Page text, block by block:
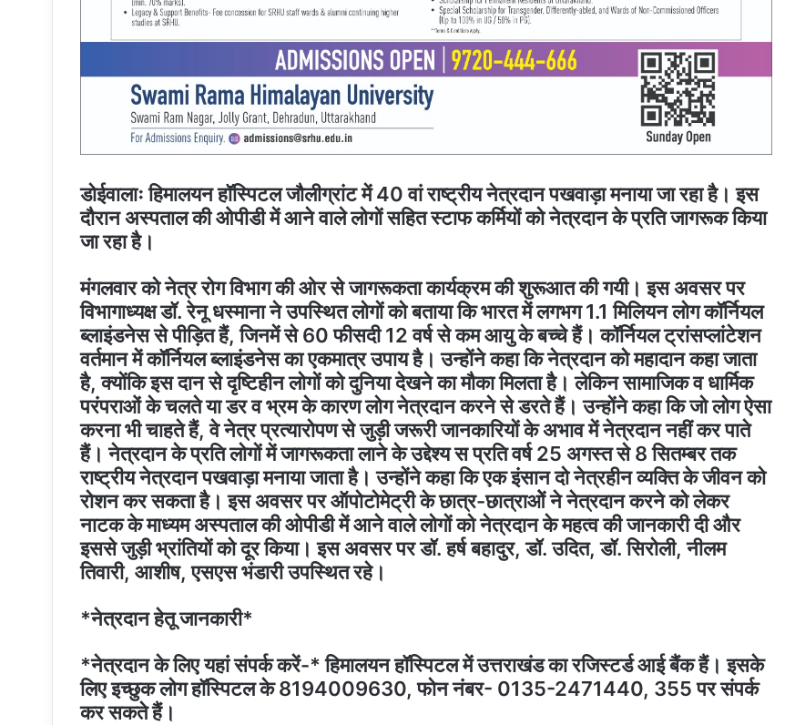
डोईवालाः हिमालयन हॉस्पिटल जौलीग्रांट में 40 वां राष्ट्रीय नेत्रदान पखवाड़ा मनाया जा रहा है। इस
दौरान अस्पताल की ओपीडी में आने वाले लोगों सहित स्टाफ कर्मियों को नेत्रदान के प्रति जागरूक किया
जा रहा है।
मंगलवार को नेत्र रोग विभाग की ओर से जागरूकता कार्यक्रम की शुरूआत की गयी। इस अवसर पर
विभागाध्यक्ष डॉ. रेनू धस्माना ने उपस्थित लोगों को बताया कि भारत में लगभग 1.1 मिलियन लोग कॉर्नियल
ब्लाइंडनेस से पीड़ित हैं, जिनमें से 60 फीसदी 12 वर्ष से कम आयु के बच्चे हैं। कॉर्नियल ट्रांसप्लांटेशन
वर्तमान में कॉर्नियल ब्लाइंडनेस का एकमात्र उपाय है। उन्होंने कहा कि नेत्रदान को महादान कहा जाता
है, क्योंकि इस दान से दृष्टिहीन लोगों को दुनिया देखने का मौका मिलता है। लेकिन सामाजिक व धार्मिक
परंपराओं के चलते या डर व भ्रम के कारण लोग नेत्रदान करने से डरते हैं। उन्होंने कहा कि जो लोग ऐसा
करना भी चाहते हैं, वे नेत्र प्रत्यारोपण से जुड़ी जरूरी जानकारियों के अभाव में नेत्रदान नहीं कर पाते
हैं। नेत्रदान के प्रति लोगों में जागरूकता लाने के उद्देश्य स प्रति वर्ष 25 अगस्त से 8 सितम्बर तक
राष्ट्रीय नेत्रदान पखवाड़ा मनाया जाता है। उन्होंने कहा कि एक इंसान दो नेत्रहीन व्यक्ति के जीवन को
रोशन कर सकता है। इस अवसर पर ऑपोटोमेट्री के छात्र-छात्राओें ने नेत्रदान करने को लेकर
नाटक के माध्यम अस्पताल की ओपीडी में आने वाले लोगों को नेत्रदान के महत्व की जानकारी दी और
इससे जुड़ी भ्रांतियों को दूर किया। इस अवसर पर डॉ. हर्ष बहादुर, डॉ. उदित, डॉ. सिरोली, नीलम
तिवारी, आशीष, एसएस भंडारी उपस्थित रहे।
*नेत्रदान हेतू जानकारी*
*नेत्रदान के लिए यहां संपर्क करें-* हिमालयन हॉस्पिटल में उत्तराखंड का रजिस्टर्ड आई बैंक हैं। इसके
लिए इच्छुक लोग हॉस्पिटल के 8194009630, फोन नंबर- 0135-2471440, 355 पर संपर्क
कर सकते हैं।